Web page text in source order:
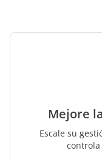
Mejore
Escale su
controla